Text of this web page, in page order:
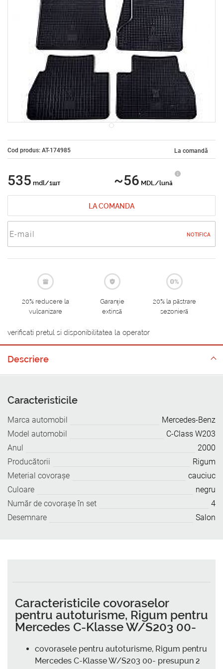
Cod produs: AT-174985 La comandă
535 mdl/1шт ~56 MDL/lună
LA COMANDA
NOTIFICA
20% reducere la
vulcanizare
Garanție
extinsă
20% la păstrare
sezonieră
verificati pretul si disponibilitatea la operator
Descriere
Caracteristicile
Marca automobil
Mercedes-Benz
Model automobil
C-Class W203
Anul
2000
Producătorii
Rigum
Meterial covoraşe
cauciuc
Culoare
negru
Număr de covoraşe în set
4
Desemnare
Salon
Caracteristicile covoraselor
pentru autoturisme, Rigum pentru
Mercedes C-Klasse W/S203 00-
covorasele pentru autoturisme, Rigum pentru
Mercedes C-Klasse W/S203 00- presupun 2